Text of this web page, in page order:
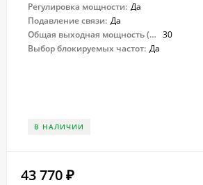
Регулировка мощности: Да
Подавление связи: Да
Общая выходная мощность (Вт): 30
Выбор блокируемых частот: Да
В НАЛИЧИИ
43 770 ₽